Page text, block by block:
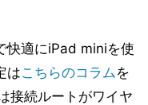
快適にiPad miniを使
はこちらのコラムを
接続ルートがワイヤ